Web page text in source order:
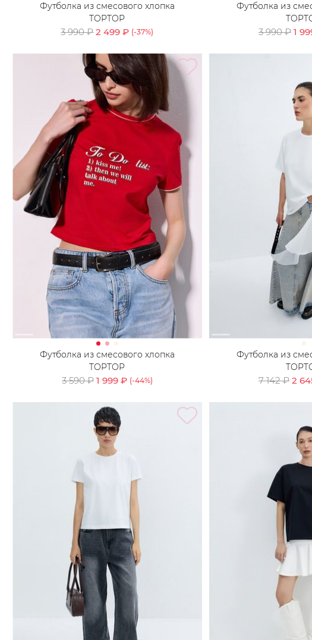
Футболка из смесового хлопка
TOPTOP
3 990 ₽ 2 499 ₽ (-37%)
Футболка из
3 990 ₽ 1
Футболка из смесового хлопка
TOPTOP
3 590 ₽ 1 999 ₽ (-44%)
Футболка из
7 142 ₽ 2